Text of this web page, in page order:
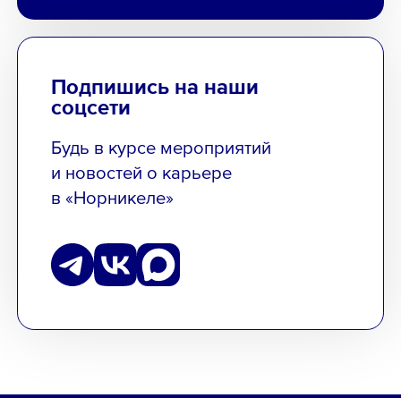
Подпишись на наши
соцсети
Будь в курсе мероприятий
и новостей о карьере
в «Норникеле»